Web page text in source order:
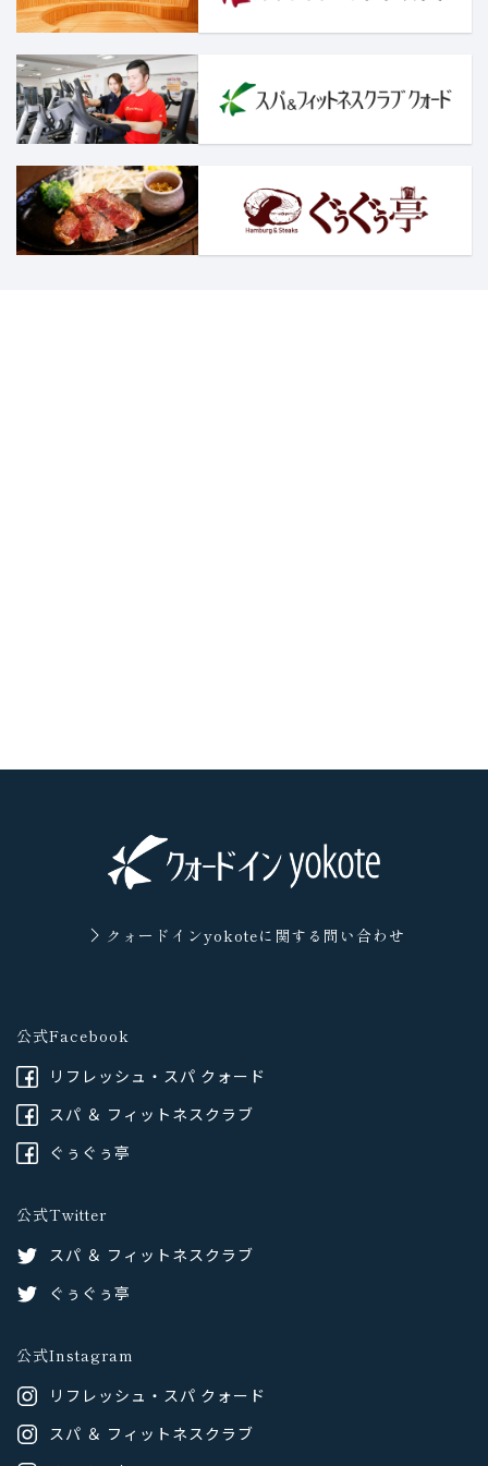
クォードインyokoteに 関する問い合わせ
公式Facebook
リフレッシュ・スパ クォード
スパ ＆ フィットネスクラブ
ぐぅぐぅ亭
公式Twitter
スパ ＆ フィットネスクラブ
ぐぅぐぅ亭
公式Instagram
リフレッシュ・スパ クォード
スパ ＆ フィットネスクラブ